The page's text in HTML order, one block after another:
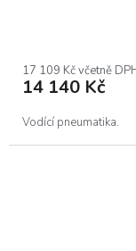
17 109 Kč včetně
14 140 Kč
Vodící pneumatika.